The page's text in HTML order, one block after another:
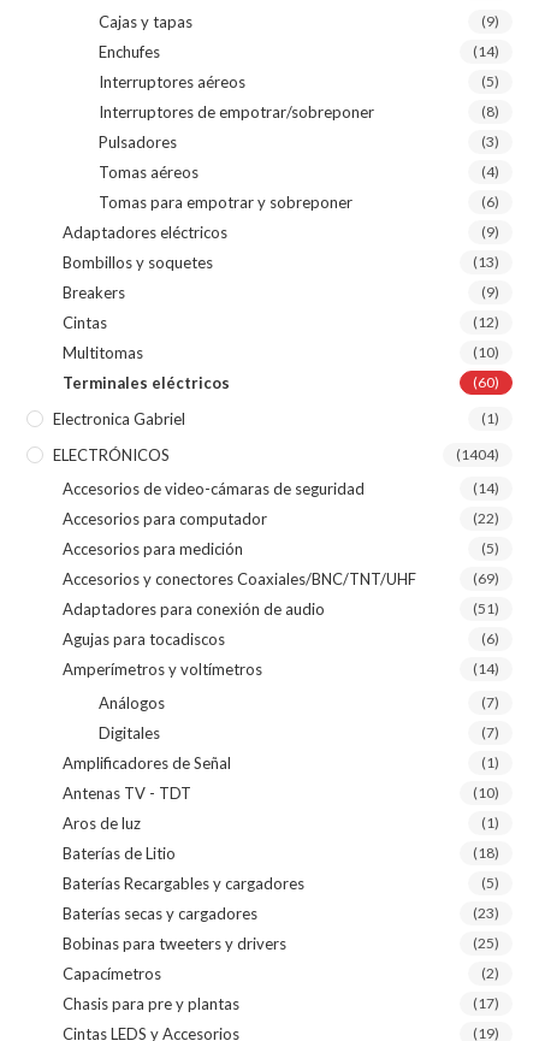
Cajas y tapas (9)
Enchufes (14)
Interruptores aéreos (5)
Interruptores de empotrar/sobreponer (8)
Pulsadores (3)
Tomas aéreos (4)
Tomas para empotrar y sobreponer (6)
Adaptadores eléctricos (9)
Bombillos y soquetes (13)
Breakers (9)
Cintas (12)
Multitomas (10)
Terminales eléctricos (60)
Electronica Gabriel (1)
ELECTRÓNICOS (1404)
Accesorios de video-cámaras de seguridad (14)
Accesorios para computador (22)
Accesorios para medición (5)
Accesorios y conectores Coaxiales/BNC/TNT/UHF (69)
Adaptadores para conexión de audio (51)
Agujas para tocadiscos (6)
Amperímetros y voltímetros (14)
Análogos (7)
Digitales (7)
Amplificadores de Señal (1)
Antenas TV - TDT (10)
Aros de luz (1)
Baterías de Litio (18)
Baterías Recargables y cargadores (5)
Baterías secas y cargadores (23)
Bobinas para tweeters y drivers (25)
Capacímetros (2)
Chasis para pre y plantas (17)
Cintas LEDS y Accesorios (19)